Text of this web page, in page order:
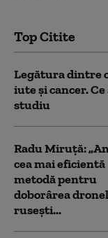
Top Citite
Legătura dintre
iute și cancer.
studiu
Radu Miruță:
cea mai eficientă
metodă pentru
doborârea
rusești...